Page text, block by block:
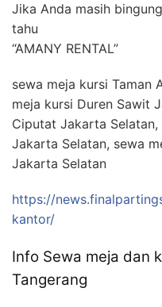
Jika Anda masih
tahu
“AMANY RENTAL”
sewa meja kursi Taman
meja kursi Duren Sawit
Ciputat Jakarta
Jakarta Selatan, sewa
Jakarta Selatan
https://
kantor/
Info Sewa meja dan
Tangerang